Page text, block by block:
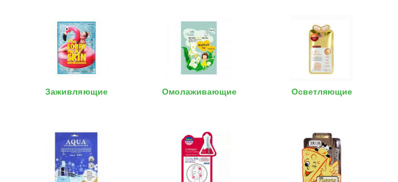
Заживляющие Омолаживающие Осветляющие